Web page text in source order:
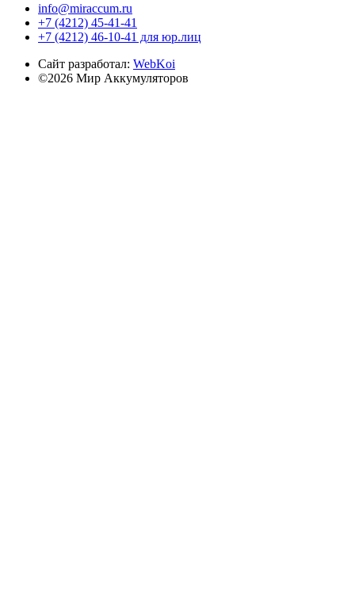
info@miraccum.ru
+7 (4212) 45-41-41
+7 (4212) 46-10-41 для юр.лиц
Сайт разработал: WebKoi
©2026 Мир Аккумуляторов